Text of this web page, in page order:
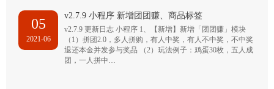
05
2021-06
v2.7.9 小程序 新增团团赚、商品标签
v2.7.9 更新日志 小程序 1、【新增】新增「团团赚」模块
（1）拼团2.0，多人拼购，有人中奖，有人不中奖，不中奖
退还本金并发参与奖品 （2）玩法例子：鸡蛋30枚，五人成
团，一人拼中…